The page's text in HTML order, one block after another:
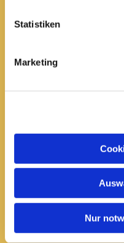
Statistiken
Marketing
Nur
Büro Arnstadt
03628 602285
10 bis 12 Uhr